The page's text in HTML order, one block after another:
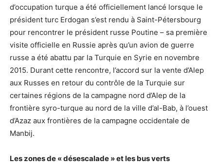
d’occupation turque a été officiellement lancé lorsque le
président turc Erdogan s’est rendu à Saint-Pétersbourg
pour rencontrer le président russe Poutine – sa première
visite officielle en Russie après qu’un avion de guerre
russe a été abattu par la Turquie en Syrie en novembre
2015. Durant cette rencontre, l’accord sur la vente d’Alep
aux Russes en retour du contrôle de la Turquie sur
certaines régions de la campagne nord d’Alep de la
frontière syro-turque au nord de la ville d’al-Bab, à l’ouest
d’Azaz aux frontières de la campagne occidentale de
Manbij.
Les zones de « désescalade » et les bus verts